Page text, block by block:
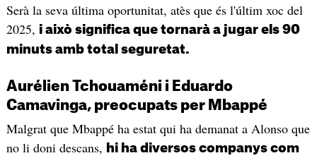
Serà la seva última oportunitat, atès que és l'últim xoc del
2025, i això significa que tornarà a jugar els 90
minuts amb total seguretat.
Aurélien Tchouaméni i Eduardo
Camavinga, preocupats per Mbappé
Malgrat que Mbappé ha estat qui ha demanat a Alonso que
no li doni descans, hi ha diversos companys com